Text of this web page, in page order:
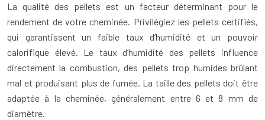
La qualité des pellets est un facteur déterminant pour le
rendement de votre cheminée. Privilégiez les pellets certifiés,
qui garantissent un faible taux d’humidité et un pouvoir
calorifique élevé. Le taux d’humidité des pellets influence
directement la combustion, des pellets trop humides brûlant
mal et produisant plus de fumée. La taille des pellets doit être
adaptée à la cheminée, généralement entre 6 et 8 mm de
diamètre.